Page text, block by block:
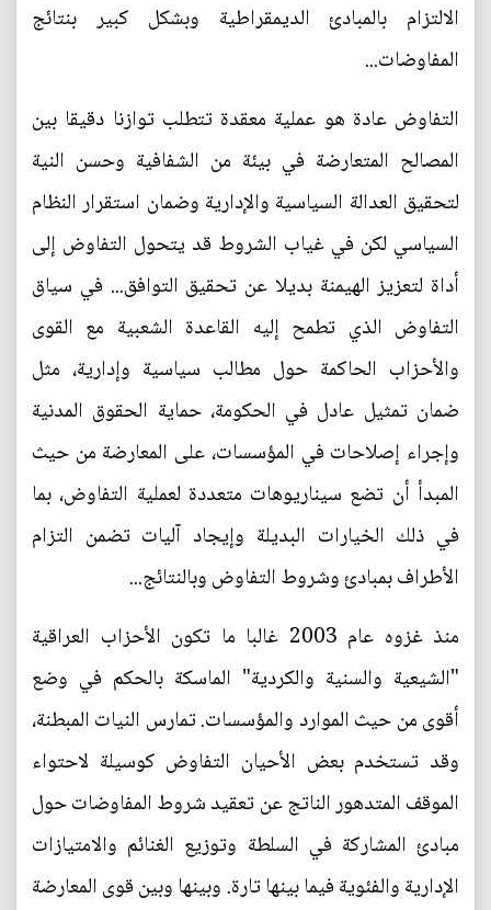
الالتزام بالمبادئ الديمقراطية وبشكل كبير بنتائج
المفاوضات...
التفاوض عادة هو عملية معقدة تتطلب توازنا دقيقا بين
المصالح المتعارضة في بيئة من الشفافية وحسن النية
لتحقيق العدالة السياسية والإدارية وضمان استقرار النظام
السياسي لكن في غياب الشروط قد يتحول التفاوض إلى
أداة لتعزيز الهيمنة بديلا عن تحقيق التوافق... في سياق
التفاوض الذي تطمح إليه القاعدة الشعبية مع القوى
والأحزاب الحاكمة حول مطالب سياسية وإدارية، مثل
ضمان تمثيل عادل في الحكومة، حماية الحقوق المدنية
وإجراء إصلاحات في المؤسسات، على المعارضة من حيث
المبدأ أن تضع سيناريوهات متعددة لعملية التفاوض، بما
في ذلك الخيارات البديلة وإيجاد آليات تضمن التزام
الأطراف بمبادئ وشروط التفاوض وبالنتائج...
منذ غزوه عام 2003 غالبا ما تكون الأحزاب العراقية
"الشيعية والسنية والكردية" الماسكة بالحكم في وضع
أقوى من حيث الموارد والمؤسسات. تمارس النيات المبطنة،
وقد تستخدم بعض الأحيان التفاوض كوسيلة لاحتواء
الموقف المتدهور الناتج عن تعقيد شروط المفاوضات حول
مبادئ المشاركة في السلطة وتوزيع الغنائم والامتيازات
الإدارية والفئوية فيما بينها تارة. وبينها وبين قوى المعارضة